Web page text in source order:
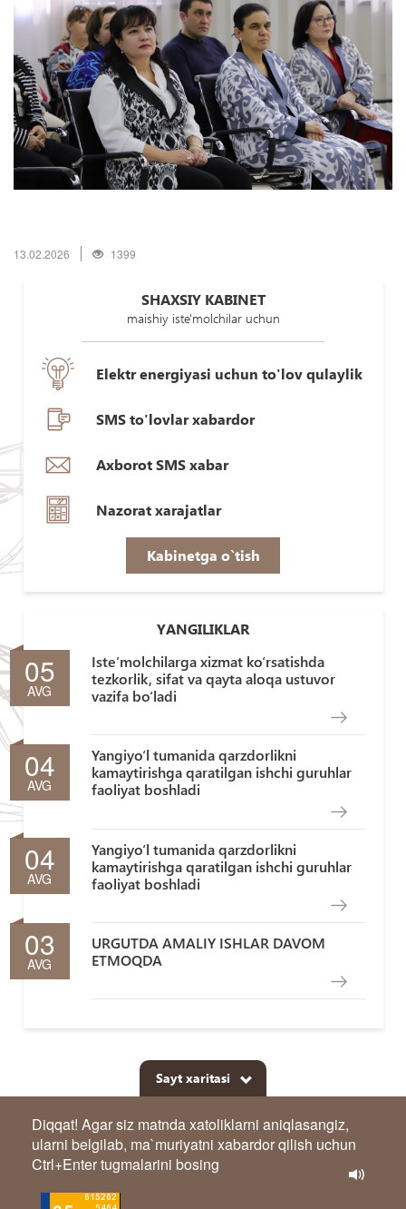
13.02.2026 1399
SHAXSIY KABINET
maishiy iste'molchilar uchun
Elektr energiyasi uchun to'lov qulaylik
SMS to'lovlar xabardor
Axborot SMS xabar
Nazorat xarajatlar
Kabinetga o`tish
YANGILIKLAR
05
AVG
Iste’molchilarga xizmat ko‘rsatishda
tezkorlik, sifat va qayta aloqa ustuvor
vazifa bo‘ladi
04
AVG
Yangiyo‘l tumanida qarzdorlikni
kamaytirishga qaratilgan ishchi guruhlar
faoliyat boshladi
04
AVG
Yangiyo‘l tumanida qarzdorlikni
kamaytirishga qaratilgan ishchi guruhlar
faoliyat boshladi
03
AVG
URGUTDA AMALIY ISHLAR DAVOM
ETMOQDA
Sayt xaritasi
Diqqat! Agar siz matnda xatoliklarni aniqlasangiz,
ularni belgilab, ma`muriyatni xabardor qilish uchun
Ctrl+Enter tugmalarini bosing